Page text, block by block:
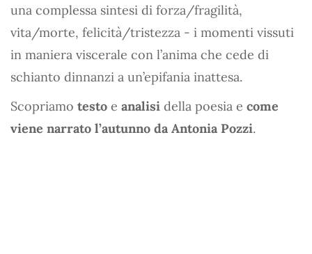
una complessa sintesi di forza/fragilità,
vita/morte, felicità/tristezza - i momenti vissuti
in maniera viscerale con l’anima che cede di
schianto dinnanzi a un’epifania inattesa.
Scopriamo testo e analisi della poesia e come
viene narrato l’autunno da Antonia Pozzi.